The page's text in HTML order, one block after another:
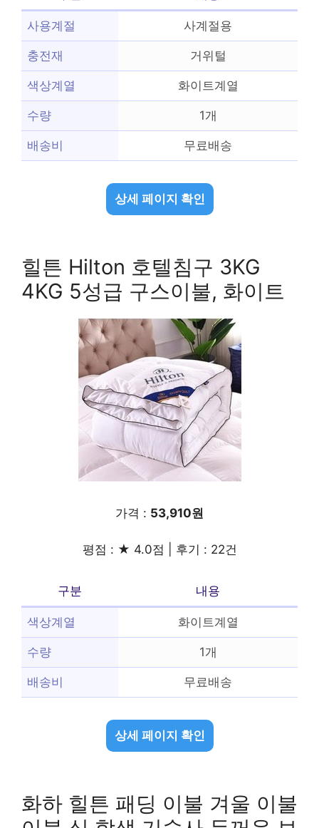
사용계절 사계절용
충전재 거위털
색상계열 화이트계열
수량 1개
배송비 무료배송
상세 페이지 확인
힐튼 Hilton 호텔침구 3KG
4KG 5성급 구스이불, 화이트
가격 : 53,910원
평점 : ★ 4.0점 | 후기 : 22건
구분 내용
색상계열 화이트계열
수량 1개
배송비 무료배송
상세 페이지 확인
화하 힐튼 패딩 이불 겨울 이불